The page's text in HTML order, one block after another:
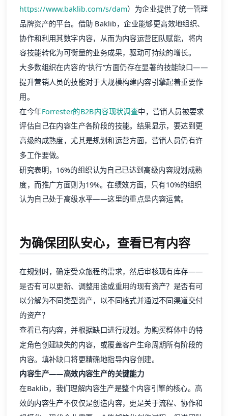
https://www.baklib.com/s/dam）为企业提供了统一管理
品牌资产的平台。借助 Baklib，企业能够更高效地组织、
协作和利用其数字内容，从而为内容运营团队赋能，将内
容技能转化为可衡量的业务成果，驱动可持续的增长。
大多数组织在内容的“执行”方面仍存在显著的技能缺口——
提升营销人员的技能对于大规模构建内容引擎起着重要作
用。
在今年Forrester的B2B内容现状调查中，营销人员被要求
评估自己在内容生产各阶段的技能。结果显示，要达到更
高级的成熟度，尤其是规划和运营方面，营销人员仍有许
多工作要做。
研究表明，16%的组织认为自己已达到高级内容规划成熟
度，而推广方面则为19%。在绩效方面，只有10%的组织
认为自己处于高级水平——这里的重点是内容运营。
为确保团队安心，查看已有内容
在规划时，确定受众旅程的需求，然后审核现有库存——
是否有可以更新、调整用途或重用的现有资产？是否有可
以分解为不同类型资产，以不同格式并通过不同渠道交付
的资产？
查看已有内容，并根据缺口进行规划。为购买群体中的特
定角色创建缺失的内容，或覆盖客户生命周期所有阶段的
内容。填补缺口将更精确地指导内容创建。
内容生产——高效内容生产的关键能力
在Baklib，我们理解内容生产是整个内容引擎的核心。高
效的内容生产不仅仅是创造内容，更是关于流程、协作和